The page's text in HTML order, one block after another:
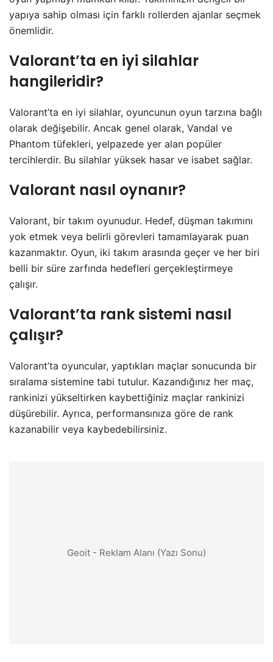
yapıya sahip olması için farklı rollerden ajanlar seçmek
önemlidir.
Valorant’ta en iyi silahlar
hangileridir?
Valorant’ta en iyi silahlar, oyuncunun oyun tarzına bağlı
olarak değişebilir. Ancak genel olarak, Vandal ve
Phantom tüfekleri, yelpazede yer alan popüler
tercihlerdir. Bu silahlar yüksek hasar ve isabet sağlar.
Valorant nasıl oynanır?
Valorant, bir takım oyunudur. Hedef, düşman takımını
yok etmek veya belirli görevleri tamamlayarak puan
kazanmaktır. Oyun, iki takım arasında geçer ve her biri
belli bir süre zarfında hedefleri gerçekleştirmeye
çalışır.
Valorant’ta rank sistemi nasıl
çalışır?
Valorant’ta oyuncular, yaptıkları maçlar sonucunda bir
sıralama sistemine tabi tutulur. Kazandığınız her maç,
rankinizi yükseltirken kaybettiğiniz maçlar rankinizi
düşürebilir. Ayrıca, performansınıza göre de rank
kazanabilir veya kaybedebilirsiniz.
Geoit - Reklam Alanı (Yazı Sonu)